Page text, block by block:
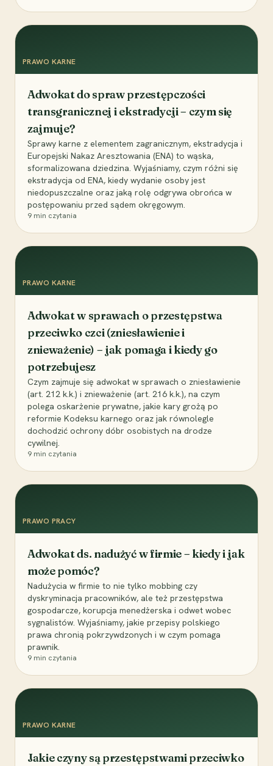
PRAWO KARNE
Adwokat do spraw przestępczości
transgranicznej i ekstradycji – czym się
zajmuje?
Sprawy karne z elementem zagranicznym, ekstradycja i
Europejski Nakaz Aresztowania (ENA) to wąska,
sformalizowana dziedzina. Wyjaśniamy, czym różni się
ekstradycja od ENA, kiedy wydanie osoby jest
niedopuszczalne oraz jaką rolę odgrywa obrońca w
postępowaniu przed sądem okręgowym.
9 min czytania
PRAWO KARNE
Adwokat w sprawach o przestępstwa
przeciwko czci (zniesławienie i
znieważenie) – jak pomaga i kiedy go
potrzebujesz
Czym zajmuje się adwokat w sprawach o zniesławienie
(art. 212 k.k.) i znieważenie (art. 216 k.k.), na czym
polega oskarżenie prywatne, jakie kary grożą po
reformie Kodeksu karnego oraz jak równolegle
dochodzić ochrony dóbr osobistych na drodze
cywilnej.
9 min czytania
PRAWO PRACY
Adwokat ds. nadużyć w firmie – kiedy i jak
może pomóc?
Nadużycia w firmie to nie tylko mobbing czy
dyskryminacja pracowników, ale też przestępstwa
gospodarcze, korupcja menedżerska i odwet wobec
sygnalistów. Wyjaśniamy, jakie przepisy polskiego
prawa chronią pokrzywdzonych i w czym pomaga
prawnik.
9 min czytania
PRAWO KARNE
Jakie czyny są przestępstwami przeciwko